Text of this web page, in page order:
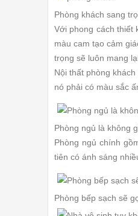
Phòng khách sang
Với phong cách thiết
màu cam tạo cảm
trọng sẽ luôn mang
Nội thất phòng
nó phải có màu sắc
Phòng ngủ là không
Phòng ngủ chính
tiên có ánh sáng
Phòng bếp sạch sẽ